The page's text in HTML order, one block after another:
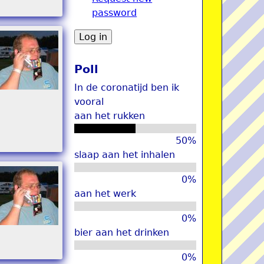
u
password
Poll
In de coronatijd ben ik
vooral
aan het rukken
50%
slaap aan het inhalen
0%
aan het werk
0%
bier aan het drinken
0%